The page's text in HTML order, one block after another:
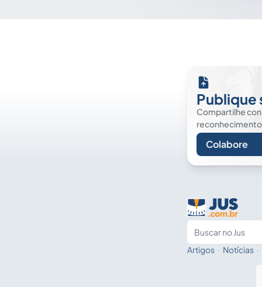
Publique
Compartilhe
Colabore
Artigos · Notícias ·